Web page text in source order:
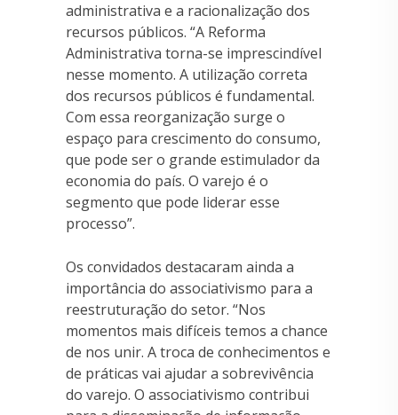
administrativa e a racionalização dos
recursos públicos. “A Reforma
Administrativa torna-se imprescindível
nesse momento. A utilização correta
dos recursos públicos é fundamental.
Com essa reorganização surge o
espaço para crescimento do consumo,
que pode ser o grande estimulador da
economia do país. O varejo é o
segmento que pode liderar esse
processo”.
Os convidados destacaram ainda a
importância do associativismo para a
reestruturação do setor. “Nos
momentos mais difíceis temos a chance
de nos unir. A troca de conhecimentos e
de práticas vai ajudar a sobrevivência
do varejo. O associativismo contribui